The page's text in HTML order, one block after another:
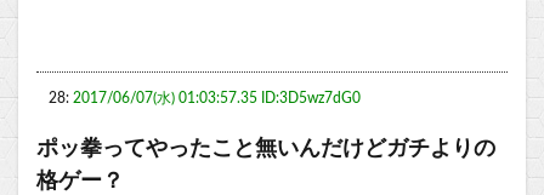
28: 2017/06/07(水) 01:03:57.35 ID:3D5wz7dG0
ポッ拳ってやったこと無いんだけどガチよりの
格ゲー？